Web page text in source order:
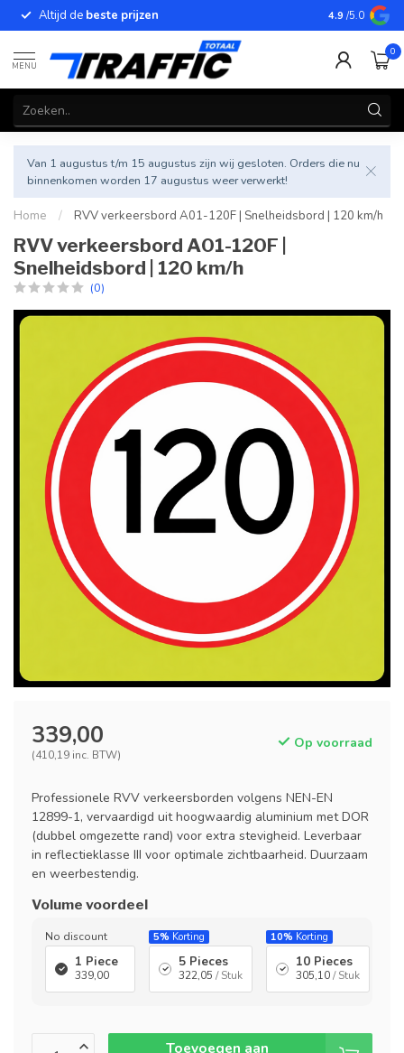
Altijd de beste prijzen Betrouwbare
4.9 /5.0
MENU
0
Van 1 augustus t/m 15 augustus zijn wij gesloten. Orders die nu
binnenkomen worden 17 augustus weer verwerkt!
Home / RVV verkeersbord A01-120F | Snelheidsbord | 120 km/h
RVV verkeersbord A01-120F |
Snelheidsbord | 120 km/h
(0)
339,00
(410,19 inc. BTW)
Op voorraad
Professionele RVV verkeersborden volgens NEN-EN
12899-1, vervaardigd uit hoogwaardig aluminium met DOR
(dubbel omgezette rand) voor extra stevigheid. Leverbaar
in reflectieklasse III voor optimale zichtbaarheid. Duurzaam
en weerbestendig.
Volume voordeel
No discount
1 Piece
339,00
5% Korting
5 Pieces
322,05 / Stuk
10% Korting
10 Pieces
305,10/ Stuk
Toevoegen aan